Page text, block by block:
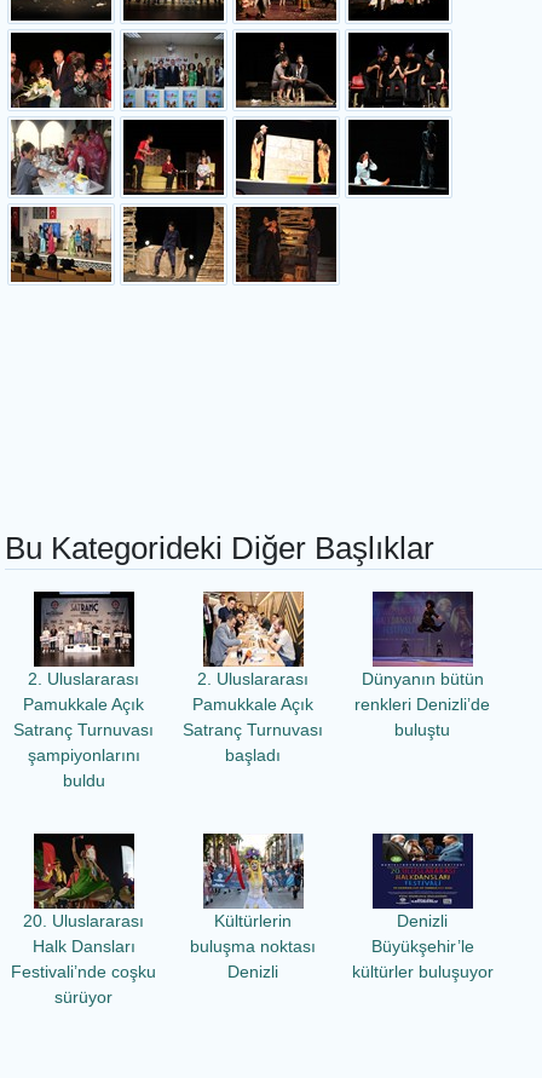
Bu Kategorideki Diğer Başlıklar
2. Uluslararası
Pamukkale Açık
Satranç Turnuvası
şampiyonlarını
buldu
2. Uluslararası
Pamukkale Açık
Satranç Turnuvası
başladı
Dünyanın bütün
renkleri Denizli’de
buluştu
20. Uluslararası
Halk Dansları
Festivali’nde coşku
sürüyor
Kültürlerin
buluşma noktası
Denizli
Denizli
Büyükşehir’le
kültürler buluşuyor